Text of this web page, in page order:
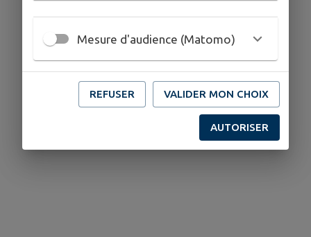
Mesure d'audience (Matomo)
REFUSER VALIDER MON CHOIX
AUTORISER